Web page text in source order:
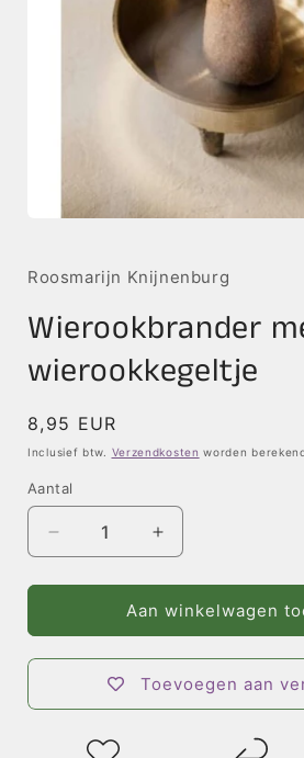
in
Roosmarijn Knijnenburg
Wierookbrander
wierookkegeltje
Normale
prijs
8,95 EUR
Inclusief btw. Verzendkosten worden
Aantal
Aantal
verlagen
voor
Wierookbrander
met
wierookkegeltje
Aantal
verhogen
voor
Wierookbrander
met
wierookkegeltje
Aan winkelwagen
Toevoegen aan